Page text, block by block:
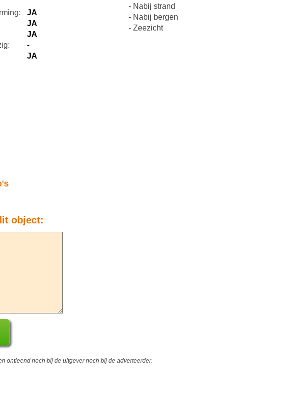
JA
JA
JA
-
JA
- Nabij strand
- Nabij bergen
- Zeezicht
object:
ontleend noch bij de uitgever noch bij de adverteerder.